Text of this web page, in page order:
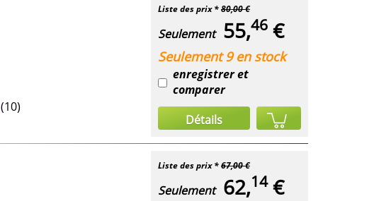
(10)
Liste des prix *80,00 €
Seulement 55,46 €
Seulement 9 en stock
enregistrer et
comparer
Détails
Liste des prix *67,00 €
Seulement 62,14€